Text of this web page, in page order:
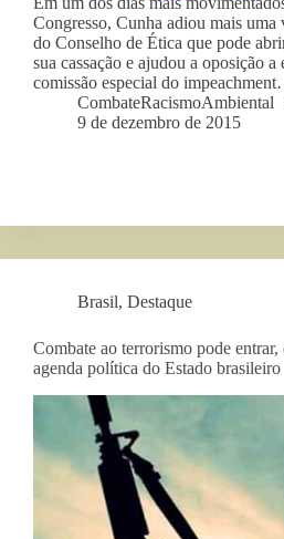
Congresso, Cunha adiou mais uma
do Conselho de Ética que pode
sua cassação e ajudou a oposição a
comissão especial do
CombateRacismoAmbiental
9 de dezembro de 2015
Brasil, Destaque
Combate ao terrorismo pode entrar,
agenda política do Estado brasileiro